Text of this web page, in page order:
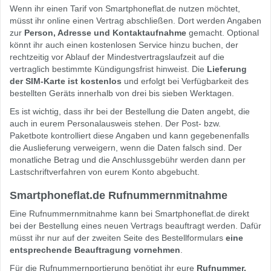
Wenn ihr einen Tarif von Smartphoneflat.de nutzen möchtet,
müsst ihr online einen Vertrag abschließen. Dort werden Angaben
zur Person, Adresse und Kontaktaufnahme gemacht. Optional
könnt ihr auch einen kostenlosen Service hinzu buchen, der
rechtzeitig vor Ablauf der Mindestvertragslaufzeit auf die
vertraglich bestimmte Kündigungsfrist hinweist. Die Lieferung
der SIM-Karte ist kostenlos und erfolgt bei Verfügbarkeit des
bestellten Geräts innerhalb von drei bis sieben Werktagen.
Es ist wichtig, dass ihr bei der Bestellung die Daten angebt, die
auch in eurem Personalausweis stehen. Der Post- bzw.
Paketbote kontrolliert diese Angaben und kann gegebenenfalls
die Auslieferung verweigern, wenn die Daten falsch sind. Der
monatliche Betrag und die Anschlussgebühr werden dann per
Lastschriftverfahren von eurem Konto abgebucht.
Smartphoneflat.de Rufnummernmitnahme
Eine Rufnummernmitnahme kann bei Smartphoneflat.de direkt
bei der Bestellung eines neuen Vertrags beauftragt werden. Dafür
müsst ihr nur auf der zweiten Seite des Bestellformulars eine
entsprechende Beauftragung vornehmen
Für die Rufnummernportierung benötigt ihr eure Rufnummer,